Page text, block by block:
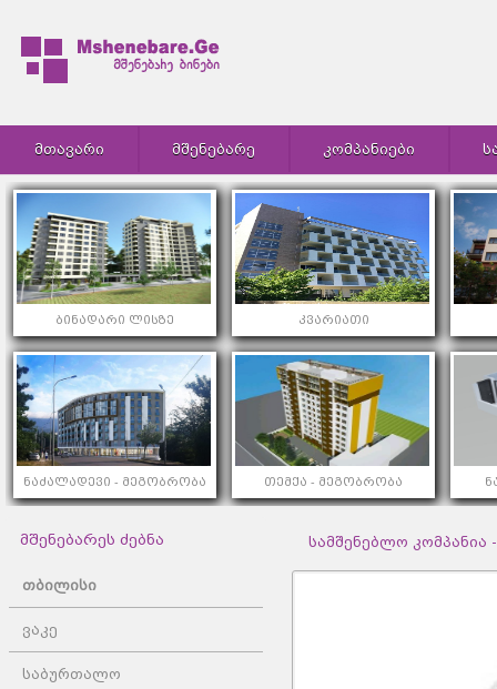
ᲛᲗᲐᲕᲐᲠᲘ ᲛᲨᲔᲜᲔᲑᲐᲠᲔ ᲙᲝᲛᲞᲐᲜᲘᲔᲑᲘ
ბინადარი ლისზე კვარიათი
ნაძალადევი - მეგობრობა თემქა - მეგობრობა
მშენებარეს ძებნა
თბილისი
ვაკე
საბურთალო
სამშენებლო კომპანია